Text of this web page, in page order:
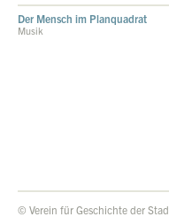
Der Mensch im Planquadrat
Musik
© Verein für Geschichte der